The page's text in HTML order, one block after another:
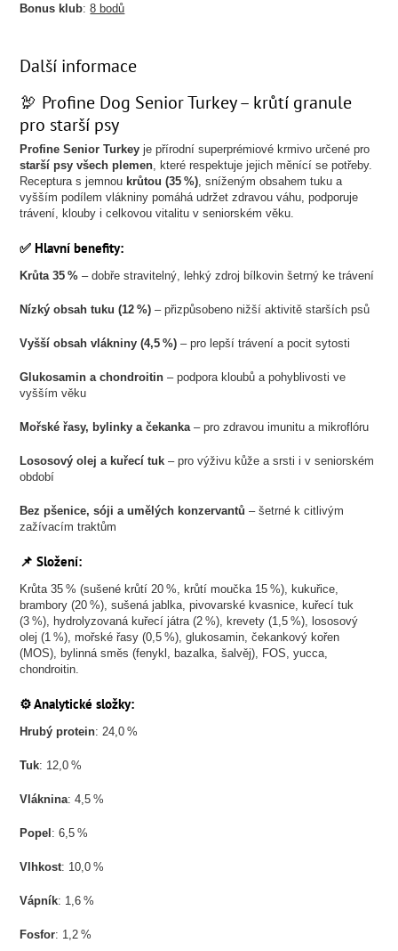
Bonus klub:8 bodů
Další informace
🦃 Profine Dog Senior Turkey – krůtí granule
pro starší psy
Profine Senior Turkey je přírodní superprémiové krmivo určené pro
starší psy všech plemen, které respektuje jejich měnící se potřeby.
Receptura s jemnou krůtou (35 %), sníženým obsahem tuku a
vyšším podílem vlákniny pomáhá udržet zdravou váhu, podporuje
trávení, klouby i celkovou vitalitu v seniorském věku.
✅ Hlavní benefity:
Krůta 35 % – dobře stravitelný, lehký zdroj bílkovin šetrný ke trávení
Nízký obsah tuku (12 %) – přizpůsobeno nižší aktivitě starších psů
Vyšší obsah vlákniny (4,5 %) – pro lepší trávení a pocit sytosti
Glukosamin a chondroitin – podpora kloubů a pohyblivosti ve
vyšším věku
Mořské řasy, bylinky a čekanka– pro zdravou imunitu a mikroflóru
Lososový olej a kuřecí tuk – pro výživu kůže a srsti i v seniorském
období
Bez pšenice, sóji a umělých konzervantů – šetrné k citlivým
zažívacím traktům
📌 Složení:
Krůta 35 % (sušené krůtí 20 %, krůtí moučka 15 %), kukuřice,
brambory (20 %), sušená jablka, pivovarské kvasnice, kuřecí tuk
(3 %), hydrolyzovaná kuřecí játra (2 %), krevety (1,5 %), lososový
olej (1 %), mořské řasy (0,5 %), glukosamin, čekankový kořen
(MOS), bylinná směs (fenykl, bazalka, šalvěj), FOS, yucca,
chondroitin.
⚙️ Analytické složky:
Hrubý protein: 24,0 %
Tuk: 12,0 %
Vláknina: 4,5 %
Popel : 6,5 %
Vlhkost: 10,0 %
Vápník: 1,6 %
Fosfor: 1,2 %